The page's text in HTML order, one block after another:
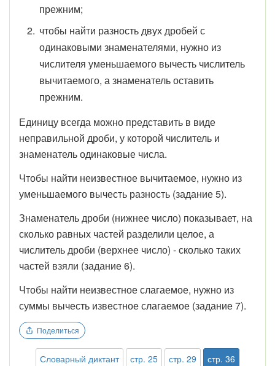
прежним;
чтобы найти разность двух дробей с
одинаковыми знаменателями, нужно из
числителя уменьшаемого вычесть числитель
вычитаемого, а знаменатель оставить
прежним.
Единицу всегда можно представить в виде
неправильной дроби, у которой числитель и
знаменатель одинаковые числа.
Чтобы найти неизвестное вычитаемое, нужно из
уменьшаемого вычесть разность (задание 5).
Знаменатель дроби (нижнее число) показывает, на
сколько равных частей разделили целое, а
числитель дроби (верхнее число) - сколько таких
частей взяли (задание 6).
Чтобы найти неизвестное слагаемое, нужно из
суммы вычесть известное слагаемое (задание 7).
Поделиться
Словарный диктант стр. 25 стр. 29
стр. 36